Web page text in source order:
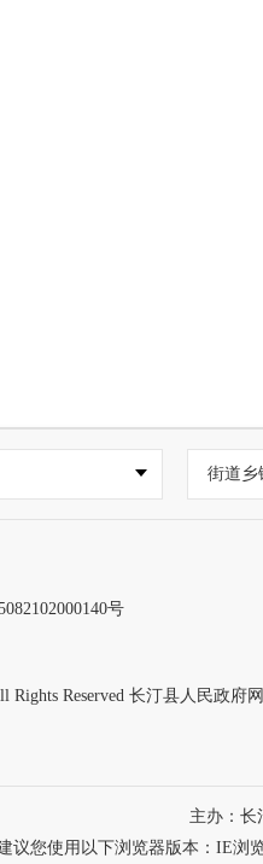
街道乡
号
Rights Reserved 长汀县人民政府
主办：长
议您使用以下浏览器版本：IE浏